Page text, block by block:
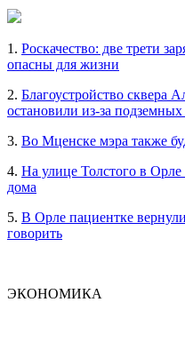
1. Роскачество: две трети
опасны для жизни
2. Благоустройство сквера
остановили из-за
3. Во Мценске мэра также
4. На улице Толстого в
дома
5. В Орле пациентке
говорить
ЭКОНОМИКА